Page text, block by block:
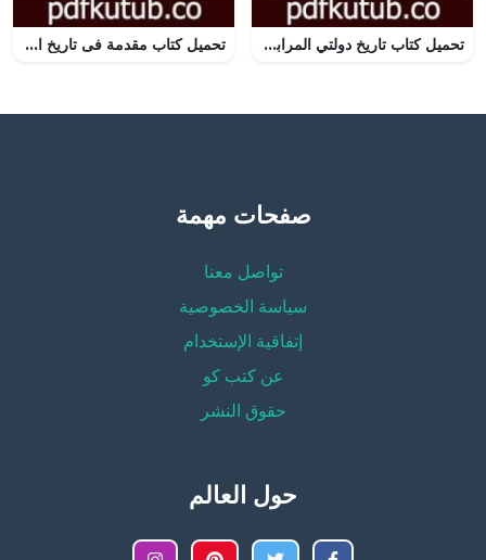
تحميل كتاب تاريخ دولتي المرابطين والموحدين في الشمال الإفريقي PDF تأليف علي محمد الصلابي مجانا [كامل] تحميل كتاب مقدمة فى تاريخ الحضارات القديمة الجزء الثاني PDF تأليف طه باقر مجانا [كامل]
صفحات مهمة
تواصل معنا
سياسة الخصوصية
إتفاقية الإستخدام
عن كتب كو
حقوق النشر
حول العالم